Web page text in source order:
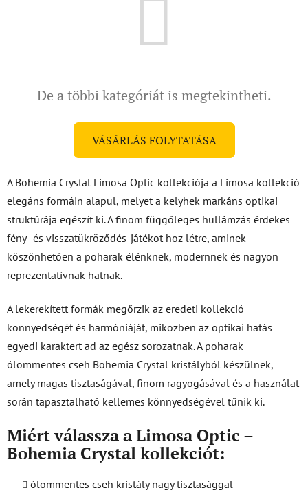
De a többi kategóriát is megtekintheti.
VÁSÁRLÁS FOLYTATÁSA
A Bohemia Crystal Limosa Optic kollekciója a Limosa kollekció
elegáns formáin alapul, melyet a kelyhek markáns optikai
struktúrája egészít ki. A finom függőleges hullámzás érdekes
fény- és visszatükröződés-játékot hoz létre, aminek
köszönhetően a poharak élénknek, modernnek és nagyon
reprezentatívnak hatnak.
A lekerekített formák megőrzik az eredeti kollekció
könnyedségét és harmóniáját, miközben az optikai hatás
egyedi karaktert ad az egész sorozatnak. A poharak
ólommentes cseh Bohemia Crystal kristályból készülnek,
amely magas tisztaságával, finom ragyogásával és a használat
során tapasztalható kellemes könnyedségével tűnik ki.
Miért válassza a Limosa Optic –
Bohemia Crystal kollekciót:
ólommentes cseh kristály nagy tisztasággal